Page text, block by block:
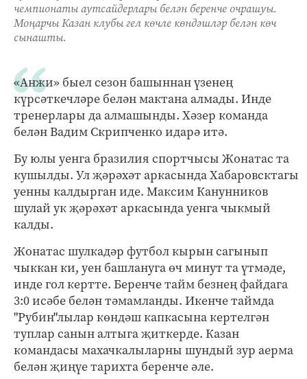
чемпионаты аутсайдерлары белән беренче очрашуы.
Моңарчы Казан клубы гел көчле көндәшләр белән көч
сынашты.
«Анжи» быел сезон башыннан үзенең
күрсәткечләре белән мактана алмады. Инде
тренерлары да алмашынды. Хәзер команда
белән Вадим Скрипченко идарә итә.
Бу юлы уенга бразилия спортчысы Жонатас та
кушылды. Ул җәрәхәт аркасында Хабаровсктагы
уенны калдырган иде. Максим Канунников
шулай ук җәрәхәт аркасында уенга чыкмый
калды.
Жонатас шулкадәр футбол кырын сагынып
чыккан ки, уен башлануга өч минут та үтмәде,
инде гол кертте. Беренче тайм безнең файдага
3:0 исәбе белән тәмамланды. Икенче таймда
"Рубин"лылар көндәш капкасына кертелгән
туплар санын алтыга җиткерде. Казан
командасы махачкалыларны шундый зур аерма
белән җиңүе тарихта беренче әле.